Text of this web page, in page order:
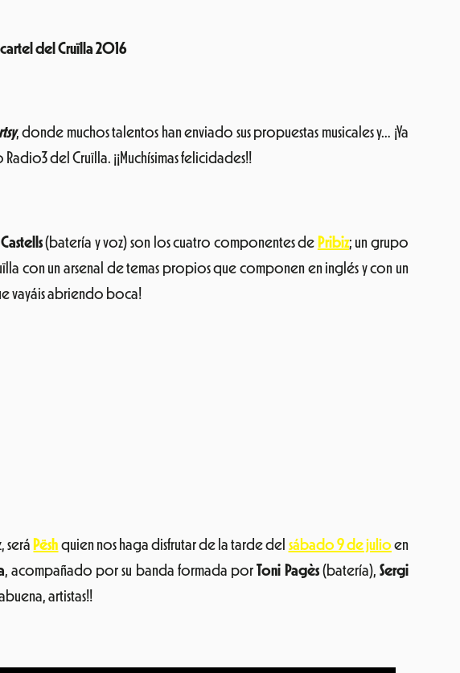
cartel del Cruïlla 2016
, donde muchos talentos han enviado sus propuestas musicales y… ¡Ya
del Cruïlla. ¡¡Muchísimas felicidades!!
(batería y voz) son los cuatro componentes de Pribiz; un grupo
con un arsenal de temas propios que componen en inglés y con un
vayáis abriendo boca!
será Pësh quien nos haga disfrutar de la tarde del sábado 9 de julio en
, acompañado por su banda formada porToni Pagès(batería),Sergi
artistas!!